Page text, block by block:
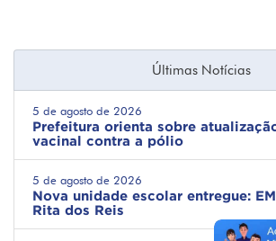
Últimas Notícias
5 de agosto de 2026
Prefeitura orienta sobre
vacinal contra a pólio
5 de agosto de 2026
Nova unidade escolar entregue:
Rita dos Reis